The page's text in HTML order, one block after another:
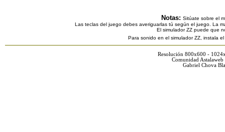
Notas: Sitúate sobre el
Las teclas del juego debes averiguarlas tú según el juego. La
El simulador ZZ puede que
Para sonido en el simulador ZZ, instala
Resolución 800x600 -
Comunidad
Gabriel Chova